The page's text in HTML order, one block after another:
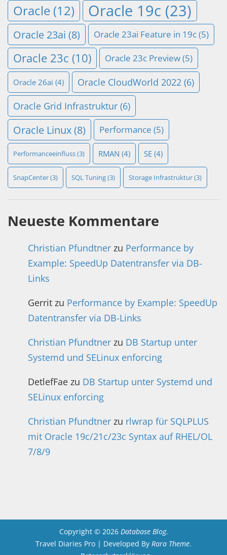
Oracle (12) Oracle 19c (23)
Oracle 23ai (8) Oracle 23ai Feature in 19c(5)
Oracle 23c (10) Oracle 23c Preview(5)
Oracle 26ai (4) Oracle CloudWorld 2022 (6)
Oracle Grid Infrastruktur (6)
Oracle Linux(8) Performance (5)
Performanceeinfluss(3) RMAN (4) SE (4)
SnapCenter(3) SQL Tuning(3) Storage Infrastruktur(3)
Neueste Kommentare
Christian Pfundtner zu Performance by
Example: SpeedUp Datentransfer via DB-
Links
Gerrit zu Performance by Example: SpeedUp
Datentransfer via DB-Links
Christian Pfundtner zu DB Startup unter
Systemd und SELinux enforcing
DetlefFae zu DB Startup unter Systemd und
SELinux enforcing
Christian Pfundtner zu rlwrap für SQLPLUS
mit Oracle 19c/21c/23c Syntax auf RHEL/OL
7/8/9
Copyright © 2026 Database Blog.
Travel Diaries Pro | Developed By Rara Theme.